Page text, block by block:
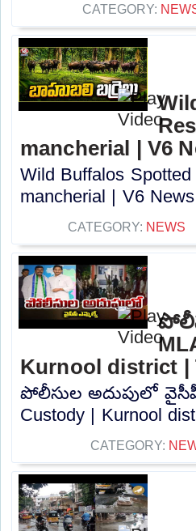
CATEGORY:
mancherial | V6
Wild Buffalos
mancherial | V6
CATEGORY: NEWS
Kurnool district |
పోలీసుల అదుపులో వైసీపీ
Custody | Kurnool
CATEGORY: